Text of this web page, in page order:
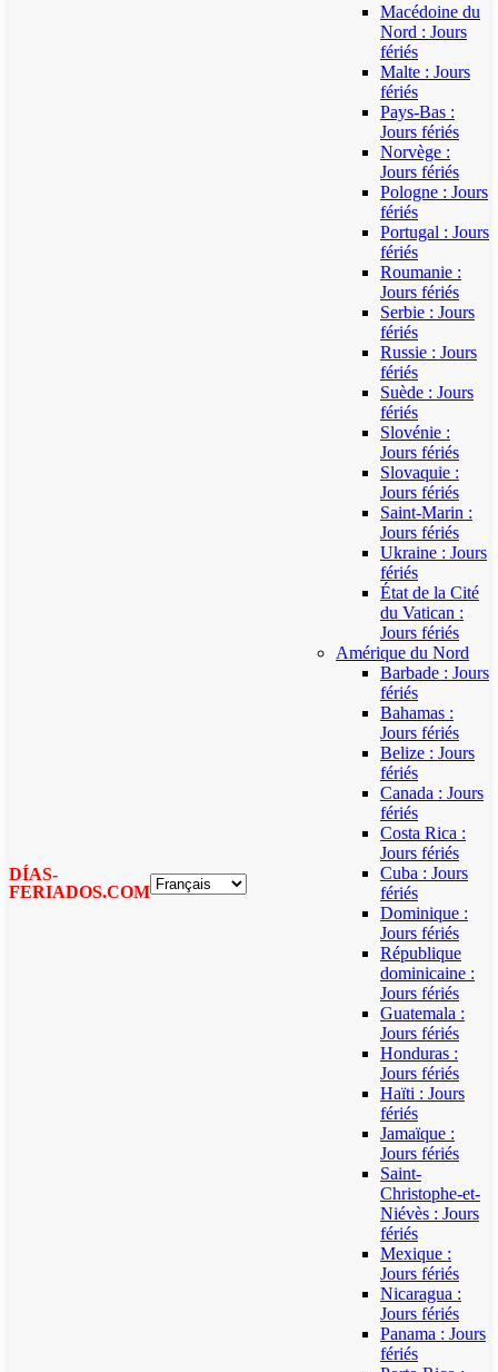
DÍAS-
FERIADOS.COM
Macédoine du
Nord : Jours
fériés
Malte : Jours
fériés
Pays-Bas :
Jours fériés
Norvège :
Jours fériés
Pologne : Jours
fériés
Portugal : Jours
fériés
Roumanie :
Jours fériés
Serbie : Jours
fériés
Russie : Jours
fériés
Suède : Jours
fériés
Slovénie :
Jours fériés
Slovaquie :
Jours fériés
Saint-Marin :
Jours fériés
Ukraine : Jours
fériés
État de la Cité
du Vatican :
Jours fériés
Amérique du Nord
Barbade : Jours
fériés
Bahamas :
Jours fériés
Belize : Jours
fériés
Canada : Jours
fériés
Costa Rica :
Jours fériés
Cuba : Jours
fériés
Dominique :
Jours fériés
République
dominicaine :
Jours fériés
Guatemala :
Jours fériés
Honduras :
Jours fériés
Haïti : Jours
fériés
Jamaïque :
Jours fériés
Saint-
Christophe-et-
Niévès : Jours
fériés
Mexique :
Jours fériés
Nicaragua :
Jours fériés
Panama : Jours
fériés